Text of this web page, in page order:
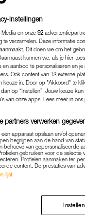
en mini-
handig item om
instellingen
en onze 92
te verzamelen. Deze informatie
Dit doen we om het
kunnen we, als je hier
en aanbod te personaliseren en
Ook content van 13 externe
keuze in. Door op "Akkoord" te
op “Instellen”. Jouw keuze
van onze apps. Lees meer in
partners verwerken
apparaat opslaan en/of
begrijpen aan de hand van
behoeve van gepersonaliseerde
gebruiken voor de
Profielen aanmaken ter
content. De prestaties van
lijst
Instellen